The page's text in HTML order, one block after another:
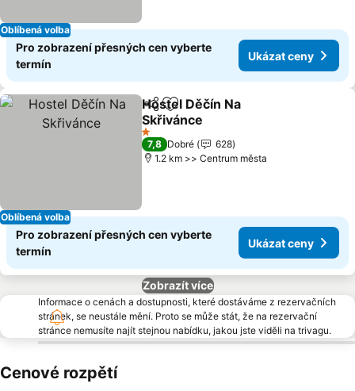
Oblíbená volba
Pro zobrazení přesných cen vyberte
termín
Ukázat ceny
Oblíbená volba
SdíletPřidat na seznam oblíbených
Hostel Děčín Na
Skřivánce
Ukázat ceny
1 Počet hvězdiček
7,8 Dobré
628
1.2 km >> Centrum města
Pro zobrazení přesných cen vyberte
termín
Ukázat ceny
Zobrazít více
Informace o cenách a dostupnosti, které dostáváme z rezervačních
stránek, se neustále mění. Proto se může stát, že na rezervační
stránce nemusíte najít stejnou nabídku, jakou jste viděli na trivagu.
Cenové rozpětí